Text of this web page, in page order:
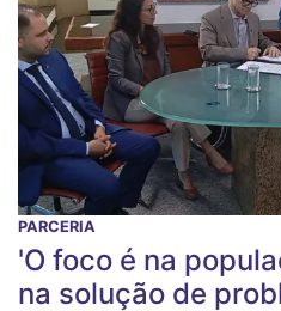
PARCERIA
'O foco é na
na solução de